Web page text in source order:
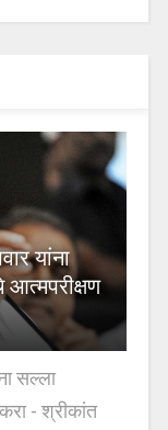
यांना
आत्मपरीक्षण
सल्ला
- श्रीकांत